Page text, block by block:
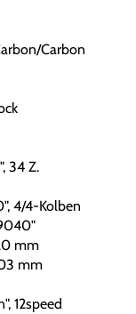
Carbon
34 Z.
4/4-Kolben
mm
mm
12speed